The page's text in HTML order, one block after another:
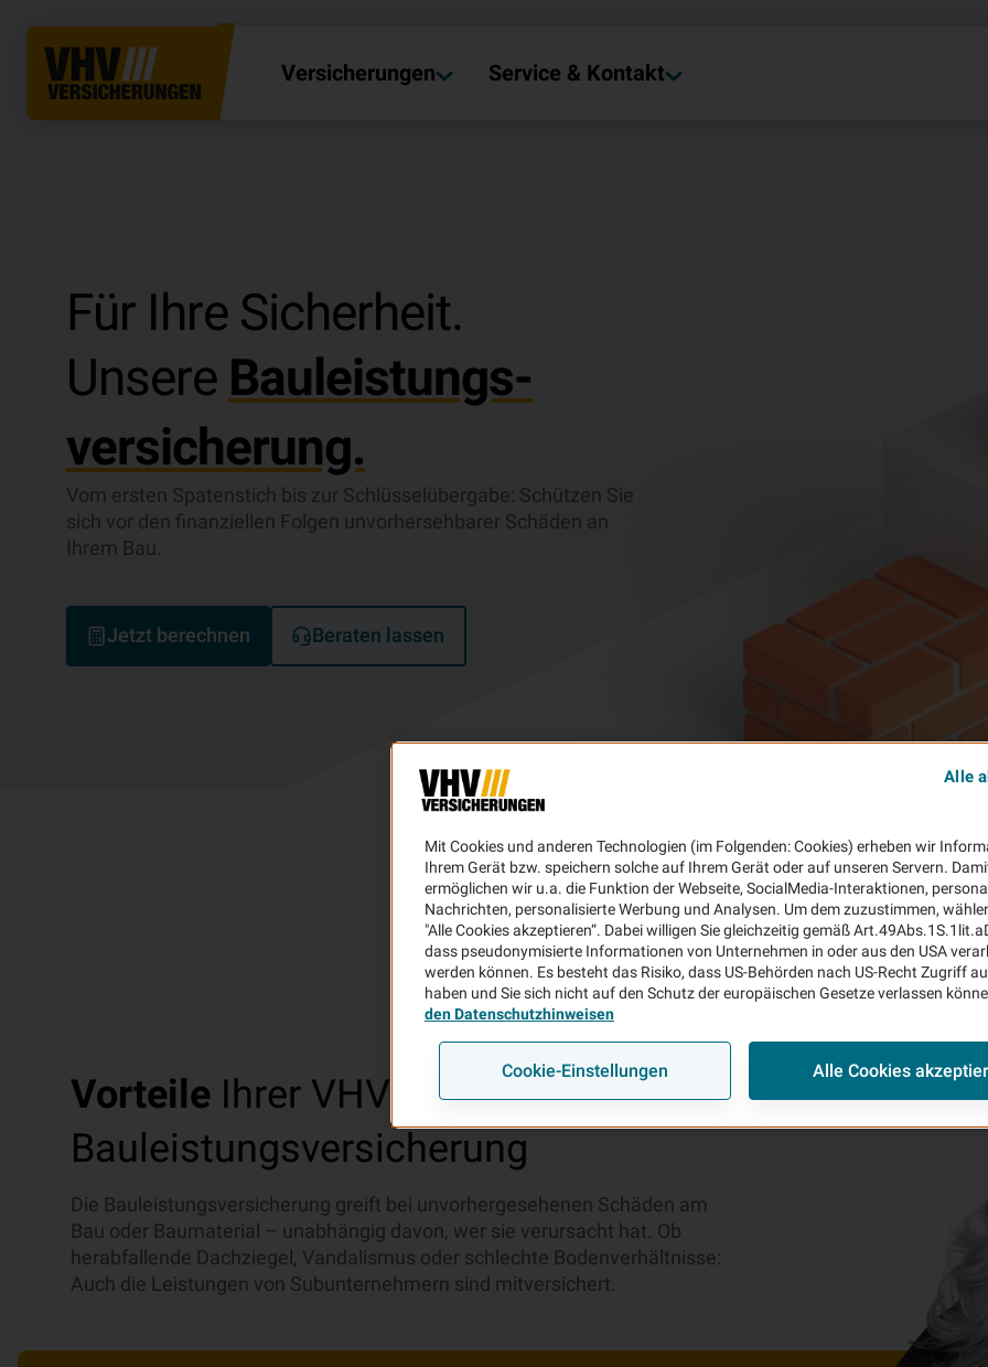
Versicherungen Service & Kontakt
Für Ihre Sicherheit.
Unsere Bauleistungs-
versicherung.
Vom ersten Spatenstich bis zur Schlüsselübergabe: Schützen Sie
sich vor den finanziellen Folgen unvorhersehbarer Schäden an
Ihrem Bau.
Jetzt berechnen Beraten lassen
Vorteile Ihrer VHV
Bauleistungsversicherung
Die Bauleistungsversicherung greift bei unvorhergesehenen Schäden am
Bau oder Baumaterial – unabhängig davon, wer sie verursacht hat. Ob
herabfallende Dachziegel, Vandalismus oder schlechte Bodenverhältnisse:
Auch die Leistungen von Subunternehmern sind mitversichert.
Mit Cookies und anderen Technologien (im Folgenden: Cookies) erheben wir
Ihrem Gerät bzw. speichern solche auf Ihrem Gerät oder auf unseren Servern.
ermöglichen wir u.a. die Funktion der Webseite, SocialMedia-Interaktionen,
Nachrichten, personalisierte Werbung und Analysen. Um dem zuzustimmen,
"Alle Cookies akzeptieren“. Dabei willigen Sie gleichzeitig gemäß
dass pseudonymisierte Informationen von Unternehmen in oder aus den USA
werden können. Es besteht das Risiko, dass US-Behörden nach US-Recht Zugriff
haben und Sie sich nicht auf den Schutz der europäischen Gesetze verlassen
den Datenschutzhinweisen
Cookie-Einstellungen Alle Cookies
Alle